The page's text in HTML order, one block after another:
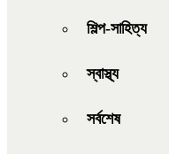
শিল্প-সাহিত্য
স্বাস্থ্য
সর্বশেষ